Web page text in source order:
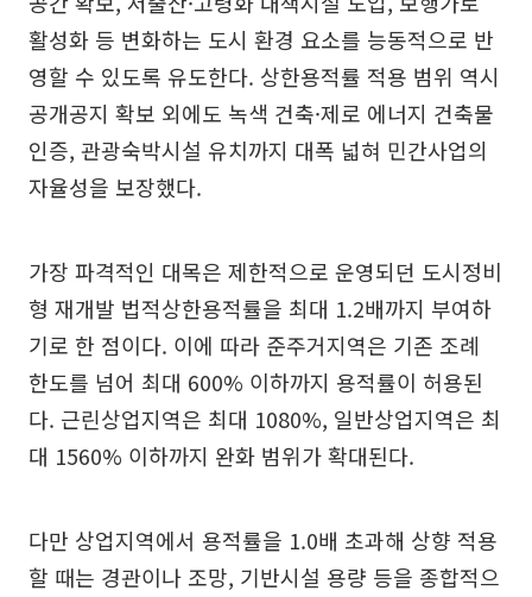
활성화 등 변화하는 도시 환경 요소를 능동적으로 반
영할 수 있도록 유도한다. 상한용적률 적용 범위 역시
공개공지 확보 외에도 녹색 건축·제로 에너지 건축물
인증, 관광숙박시설 유치까지 대폭 넓혀 민간사업의
자율성을 보장했다.
가장 파격적인 대목은 제한적으로 운영되던 도시정비
형 재개발 법적상한용적률을 최대 1.2배까지 부여하
기로 한 점이다. 이에 따라 준주거지역은 기존 조례
한도를 넘어 최대 600% 이하까지 용적률이 허용된
다. 근린상업지역은 최대 1080%, 일반상업지역은 최
대 1560% 이하까지 완화 범위가 확대된다.
다만 상업지역에서 용적률을 1.0배 초과해 상향 적용
할 때는 경관이나 조망, 기반시설 용량 등을 종합적으